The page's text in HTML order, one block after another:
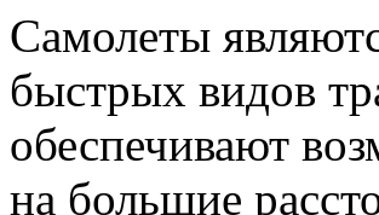
Самолеты
быстрых видов
обеспечивают
на большие